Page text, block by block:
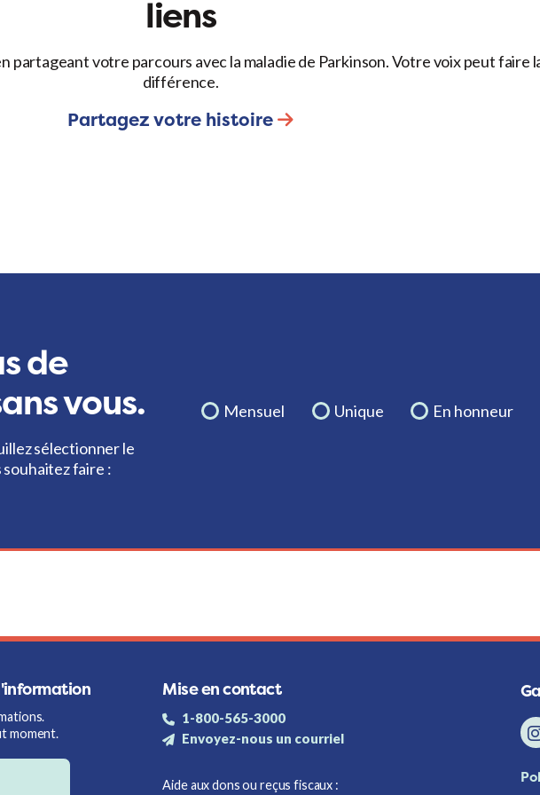
liens
partageant votre parcours avec la maladie de Parkinson. Votre voix peut faire
différence.
Partagez votre histoire
de
vous.
sélectionner le
faire :
Mensuel Unique En honneur
moment.
Mise en contact
1-800-565-3000
Envoyez-nous un courriel
Aide aux dons ou reçus fiscaux :